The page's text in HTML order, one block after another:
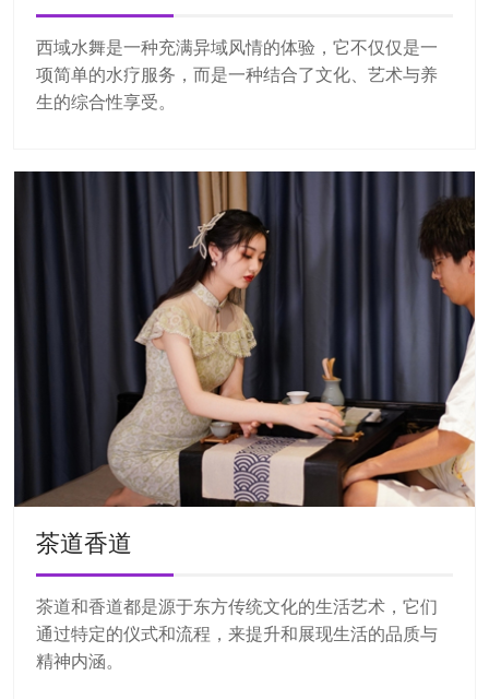
西域水舞是一种充满异域风情的体验，它不仅仅是一
项简单的水疗服务，而是一种结合了文化、艺术与养
生的综合性享受。
茶道香道
茶道和香道都是源于东方传统文化的生活艺术，它们
通过特定的仪式和流程，来提升和展现生活的品质与
精神内涵。